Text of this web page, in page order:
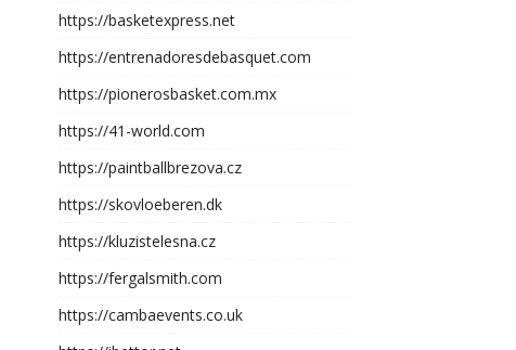
https://basketexpress.net
https://entrenadoresdebasquet.com
https://pionerosbasket.com.mx
https://41-world.com
https://paintballbrezova.cz
https://skovloeberen.dk
https://kluzistelesna.cz
https://fergalsmith.com
https://cambaevents.co.uk